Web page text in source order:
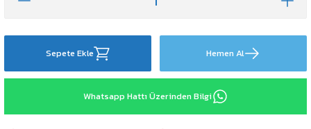
Sepete Ekle Hemen Al
Whatsapp Hattı Üzerinden Bilgi